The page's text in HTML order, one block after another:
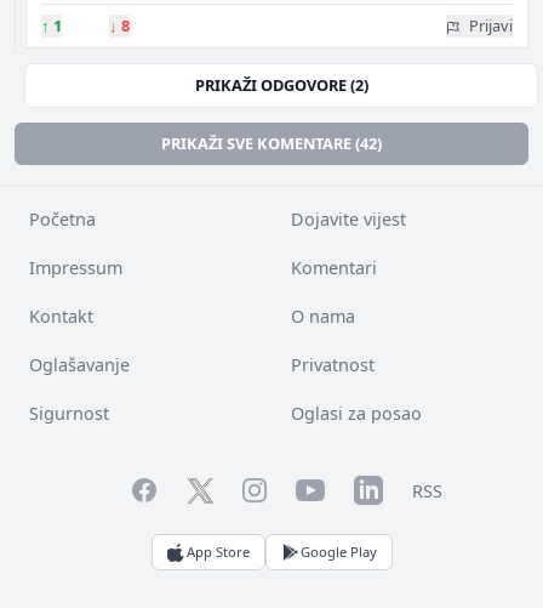
↑ 1 ↓ 8 Prijavi
PRIKAŽI ODGOVORE (2)
PRIKAŽI SVE KOMENTARE (42)
Početna Dojavite vijest
Impressum Komentari
Kontakt O nama
Oglašavanje Privatnost
Sigurnost Oglasi za posao
FacebookTwitterInstagramYouTubeLinkedInRSS
App Store Google Play